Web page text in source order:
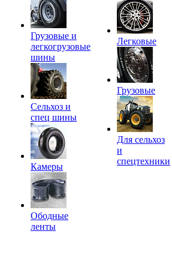
Грузовые и
легкогрузовые
шины
Сельхоз и
спец шины
Камеры
Ободные
ленты
Легковые
Грузовые
Для сельхоз
и
спецтехники